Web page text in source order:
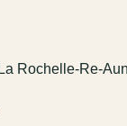
Rochelle-Re-